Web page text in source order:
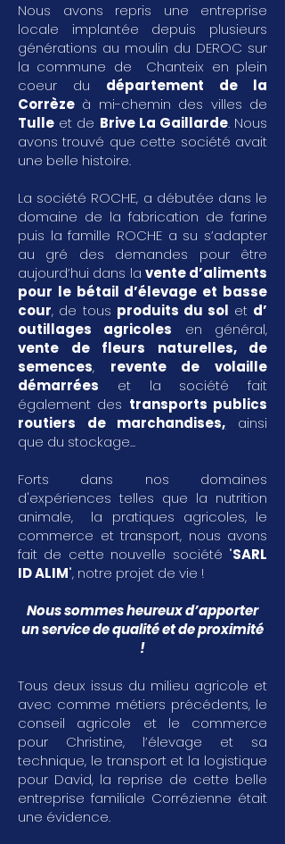
Nous avons repris une entreprise
locale implantée depuis plusieurs
générations au moulin du DEROC sur
la commune de Chanteix en plein
coeur du département de la
Corrèze à mi-chemin des villes de
Tulle et de Brive La Gaillarde. Nous
avons trouvé que cette société avait
une belle histoire.
La société ROCHE, a débutée dans le
domaine de la fabrication de farine
puis la famille ROCHE a su s’adapter
au gré des demandes pour être
aujourd’hui dans la vente d’aliments
pour le bétail d’élevage et basse
cour, de tous produits du sol et d’
outillages agricoles en général,
vente de fleurs naturelles, de
semences, revente de volaille
démarrées et la société fait
également des transports publics
routiers de marchandises, ainsi
que du stockage...
Forts dans nos domaines
d'expériences telles que la nutrition
animale, la pratiques agricoles, le
commerce et transport, nous avons
fait de cette nouvelle société "SARL
ID ALIM", notre projet de vie !
Nous sommes heureux d’apporter
un service de qualité et de proximité
!
Tous deux issus du milieu agricole et
avec comme métiers précédents, le
conseil agricole et le commerce
pour Christine, l’élevage et sa
technique, le transport et la logistique
pour David, la reprise de cette belle
entreprise familiale Corrézienne était
une évidence.